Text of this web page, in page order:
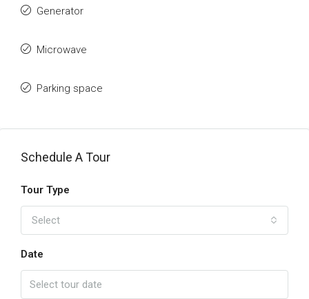
Generator
Microwave
Parking space
Schedule A Tour
Tour Type
Select
Date